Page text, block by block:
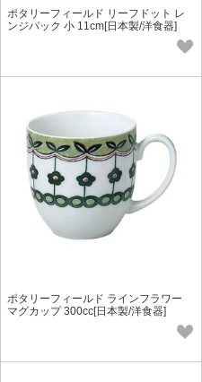
ポタリーフィールド リーフドット レ
ンジパック 小 11cm[日本製/洋食器]
ポタリーフィールド ラインフラワー
マグカップ 300cc[日本製/洋食器]